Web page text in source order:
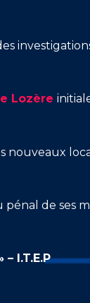
Lozère
nouveaux
de ses
I.T.E.P